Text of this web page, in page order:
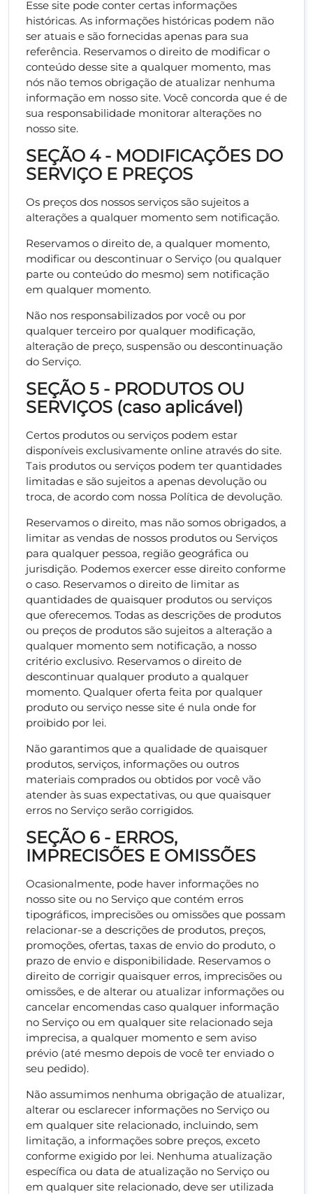
Esse site pode conter certas informações
históricas. As informações históricas podem não
ser atuais e são fornecidas apenas para sua
referência. Reservamos o direito de modificar o
conteúdo desse site a qualquer momento, mas
nós não temos obrigação de atualizar nenhuma
informação em nosso site. Você concorda que é de
sua responsabilidade monitorar alterações no
nosso site.
SEÇÃO 4 - MODIFICAÇÕES DO
SERVIÇO E PREÇOS
Os preços dos nossos serviços são sujeitos a
alterações a qualquer momento sem notificação.
Reservamos o direito de, a qualquer momento,
modificar ou descontinuar o Serviço (ou qualquer
parte ou conteúdo do mesmo) sem notificação
em qualquer momento.
Não nos responsabilizados por você ou por
qualquer terceiro por qualquer modificação,
alteração de preço, suspensão ou descontinuação
do Serviço.
SEÇÃO 5 - PRODUTOS OU
SERVIÇOS (caso aplicável)
Certos produtos ou serviços podem estar
disponíveis exclusivamente online através do site.
Tais produtos ou serviços podem ter quantidades
limitadas e são sujeitos a apenas devolução ou
troca, de acordo com nossa Política de devolução.
Reservamos o direito, mas não somos obrigados, a
limitar as vendas de nossos produtos ou Serviços
para qualquer pessoa, região geográfica ou
jurisdição. Podemos exercer esse direito conforme
o caso. Reservamos o direito de limitar as
quantidades de quaisquer produtos ou serviços
que oferecemos. Todas as descrições de produtos
ou preços de produtos são sujeitos a alteração a
qualquer momento sem notificação, a nosso
critério exclusivo. Reservamos o direito de
descontinuar qualquer produto a qualquer
momento. Qualquer oferta feita por qualquer
produto ou serviço nesse site é nula onde for
proibido por lei.
Não garantimos que a qualidade de quaisquer
produtos, serviços, informações ou outros
materiais comprados ou obtidos por você vão
atender às suas expectativas, ou que quaisquer
erros no Serviço serão corrigidos.
SEÇÃO 6 - ERROS,
IMPRECISÕES E OMISSÕES
Ocasionalmente, pode haver informações no
nosso site ou no Serviço que contém erros
tipográficos, imprecisões ou omissões que possam
relacionar-se a descrições de produtos, preços,
promoções, ofertas, taxas de envio do produto, o
prazo de envio e disponibilidade. Reservamos o
direito de corrigir quaisquer erros, imprecisões ou
omissões, e de alterar ou atualizar informações ou
cancelar encomendas caso qualquer informação
no Serviço ou em qualquer site relacionado seja
imprecisa, a qualquer momento e sem aviso
prévio (até mesmo depois de você ter enviado o
seu pedido).
Não assumimos nenhuma obrigação de atualizar,
alterar ou esclarecer informações no Serviço ou
em qualquer site relacionado, incluindo, sem
limitação, a informações sobre preços, exceto
conforme exigido por lei. Nenhuma atualização
específica ou data de atualização no Serviço ou
em qualquer site relacionado, deve ser utilizada